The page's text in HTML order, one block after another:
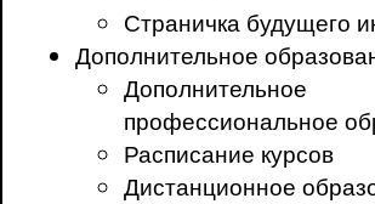
Страничка будущего
Дополнительное
Дополнительное
профессиональное
Расписание курсов
Дистанционное